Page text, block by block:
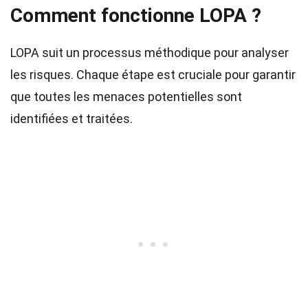
Comment fonctionne LOPA ?
LOPA suit un processus méthodique pour analyser
les risques. Chaque étape est cruciale pour garantir
que toutes les menaces potentielles sont
identifiées et traitées.